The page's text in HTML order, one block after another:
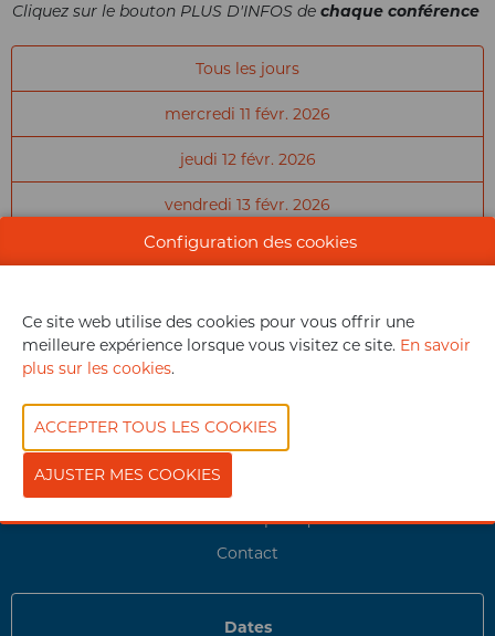
Cliquez sur le bouton PLUS D'INFOS de chaque conférence
Tous les jours
mercredi 11 févr. 2026
jeudi 12 févr. 2026
vendredi 13 févr. 2026
FILTRE
Mon badge visiteur
Informations pratiques
Contact
Dates
Configuration des cookies
Ce site web utilise des cookies pour vous offrir une
meilleure expérience lorsque vous visitez ce site. En savoir
plus sur les cookies.